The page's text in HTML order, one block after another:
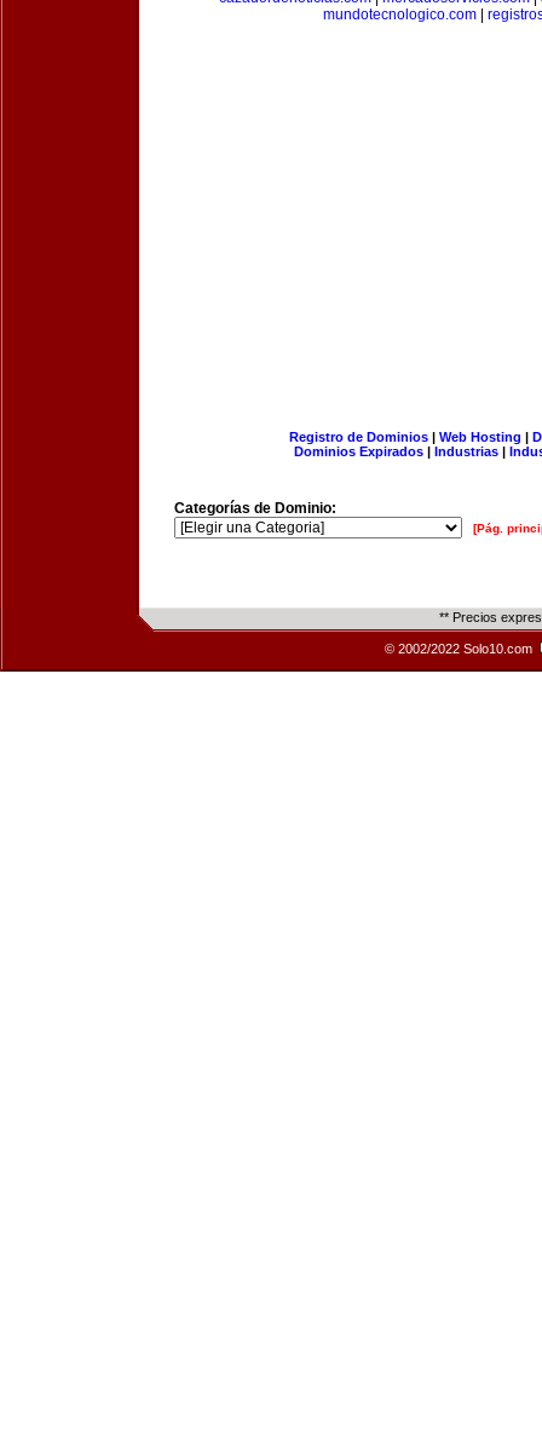
mundotecnologico.com|
Registro de Dominios| Web Hosting |
Dominios Expirados | Industrias |
Categorías de Dominio:
[Pág.
** Precios
© 2002/2022 Solo10.com